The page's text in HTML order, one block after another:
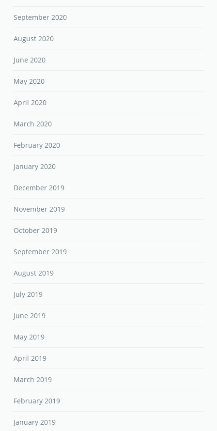
September 2020
August 2020
June 2020
May 2020
April 2020
March 2020
February 2020
January 2020
December 2019
November 2019
October 2019
September 2019
August 2019
July 2019
June 2019
May 2019
April 2019
March 2019
February 2019
January 2019